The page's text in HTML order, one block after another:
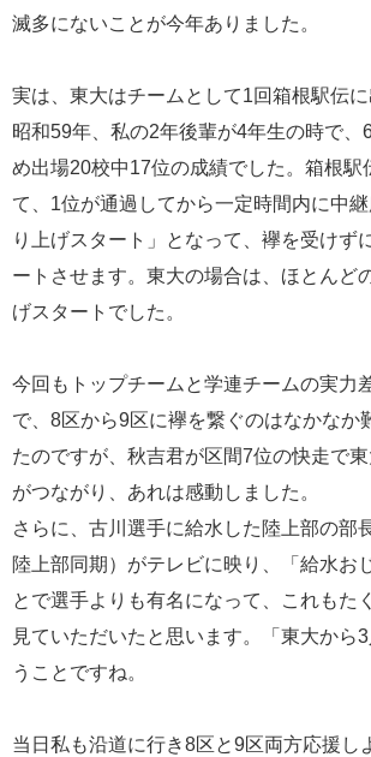
滅多にないことが今年ありました。
実は、東大はチームとして1回箱根駅伝に
昭和59年、私の2年後輩が4年生の時で、
め出場20校中17位の成績でした。箱根駅
て、1位が通過してから一定時間内に中
り上げスタート」となって、襷を受けず
ートさせます。東大の場合は、ほとんど
げスタートでした。
今回もトップチームと学連チームの実力
で、8区から9区に襷を繋ぐのはなかなか
たのですが、秋吉君が区間7位の快走で
がつながり、あれは感動しました。
さらに、古川選手に給水した陸上部の部
陸上部同期）がテレビに映り、「給水お
とで選手よりも有名になって、これもた
見ていただいたと思います。「東大から
うことですね。
当日私も沿道に行き8区と9区両方応援し